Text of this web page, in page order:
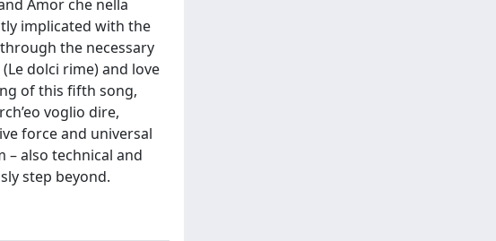
Amor che nella
implicated with the
the necessary
dolci rime) and love
of this fifth song,
voglio dire,
force and universal
also technical and
step beyond.